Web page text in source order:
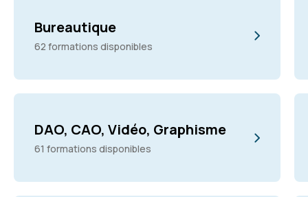
Bureautique
62 formations disponibles
DAO, CAO, Vidéo, Graphisme
61 formations disponibles